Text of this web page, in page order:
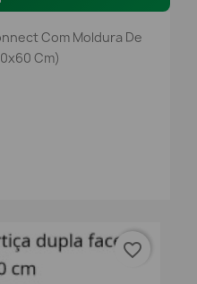
Com Moldura De
Cm)
favorite_border